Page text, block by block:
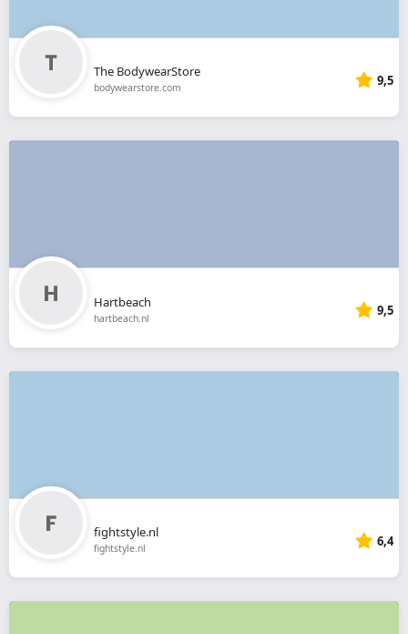
The BodywearStore
bodywearstore.com 9,5
Hartbeach
hartbeach.nl 9,5
fightstyle.nl
fightstyle.nl 6,4